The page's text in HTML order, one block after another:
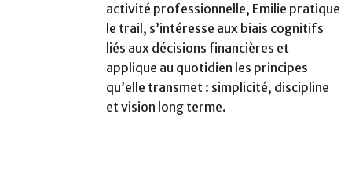
activité professionnelle, Emilie pratique
le trail, s’intéresse aux biais cognitifs
liés aux décisions financières et
applique au quotidien les principes
qu’elle transmet : simplicité, discipline
et vision long terme.